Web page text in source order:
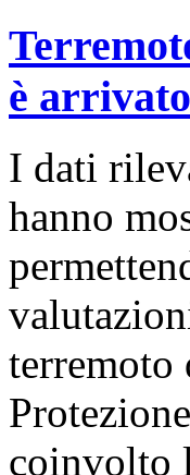
è
I dati
hanno
terremoto
coinvolto